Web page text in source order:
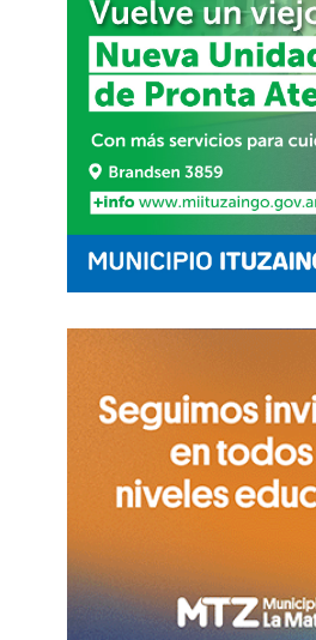
Gobierno de la Provincia de
Manuel Padin- instó a
Estados emergentes cuyo
un fenómeno que permitió la
socios y diversificación de la
exterior”.
“Fue una cita con muchísimo
estratégico”, relató José
de “ISI Oilfield Chemicals”-.
de artículos químicos,
obligados a importar y
resultó fundamental que el
puentes para crear
Casandra Mosquera -